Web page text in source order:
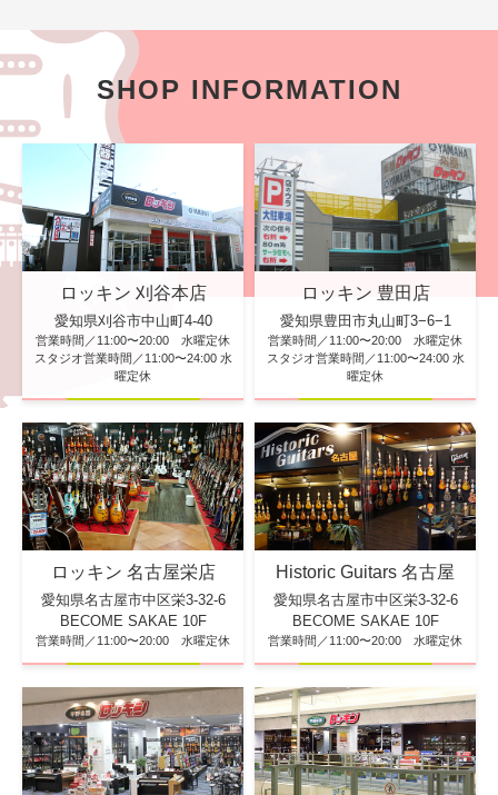
SHOP INFORMATION
ロッキン 刈谷本店
愛知県刈谷市中山町4-40
営業時間／11:00〜20:00 水曜定休
スタジオ営業時間／11:00〜24:00 水
曜定休
ロッキン 豊田店
愛知県豊田市丸山町3−6−1
営業時間／11:00〜20:00 水曜定休
スタジオ営業時間／11:00〜24:00 水
曜定休
ロッキン 名古屋栄店
愛知県名古屋市中区栄3-32-6
BECOME SAKAE 10F
営業時間／11:00〜20:00 水曜定休
Historic Guitars 名古屋
愛知県名古屋市中区栄3-32-6
BECOME SAKAE 10F
営業時間／11:00〜20:00 水曜定休